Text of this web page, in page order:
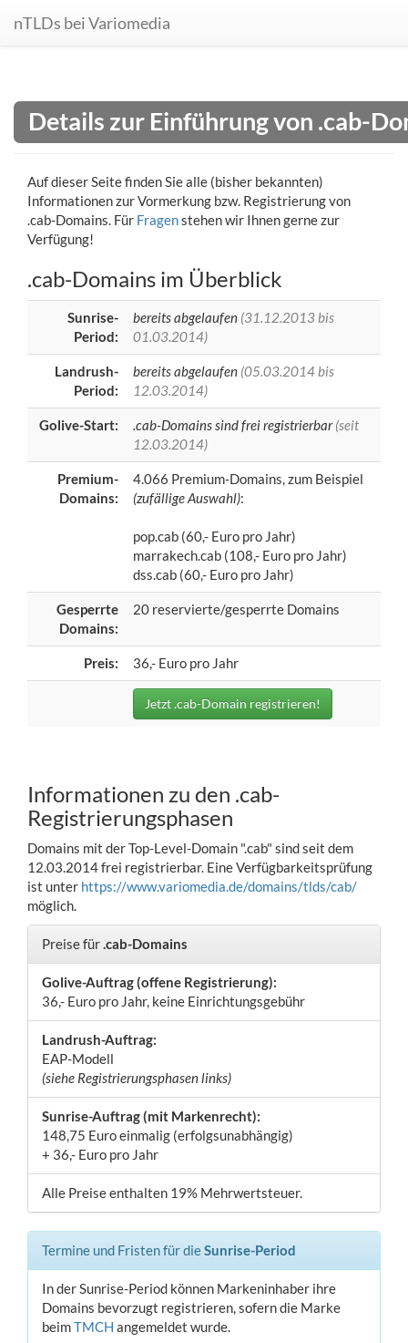
nTLDs bei Variomedia
Details zur Einführung von .cab-
Auf dieser Seite finden Sie alle (bisher bekannten)
Informationen zur Vormerkung bzw. Registrierung von
.cab-Domains. Für Fragenstehen wir Ihnen gerne zur
Verfügung!
.cab-Domains im Überblick
Sunrise-
Period:
bereits abgelaufen (31.12.2013 bis
01.03.2014)
Landrush-
Period:
bereits abgelaufen (05.03.2014 bis
12.03.2014)
Golive-Start: .cab-Domains sind frei registrierbar(seit
12.03.2014)
Premium-
Domains:
4.066 Premium-Domains, zum Beispiel
(zufällige Auswahl):
pop.cab (60,- Euro pro Jahr)
marrakech.cab (108,- Euro pro Jahr)
dss.cab (60,- Euro pro Jahr)
Gesperrte
Domains:
20 reservierte/gesperrte Domains
Preis: 36,- Euro pro Jahr
Jetzt .cab-Domain registrieren!
Informationen zu den .cab-
Registrierungsphasen
Domains mit der Top-Level-Domain ".cab" sind seit dem
12.03.2014 frei registrierbar. Eine Verfügbarkeitsprüfung
ist unter https://www.variomedia.de/domains/tlds/cab/
möglich.
Preise für.cab-Domains
Golive-Auftrag (offene Registrierung):
36,- Euro pro Jahr, keine Einrichtungsgebühr
Landrush-Auftrag:
EAP-Modell
(siehe Registrierungsphasen links)
Sunrise-Auftrag (mit Markenrecht):
148,75 Euro einmalig (erfolgsunabhängig)
+ 36,- Euro pro Jahr
Alle Preise enthalten 19% Mehrwertsteuer.
Termine und Fristen für dieSunrise-Period
In der Sunrise-Period können Markeninhaber ihre
Domains bevorzugt registrieren, sofern die Marke
beimTMCH angemeldet wurde.